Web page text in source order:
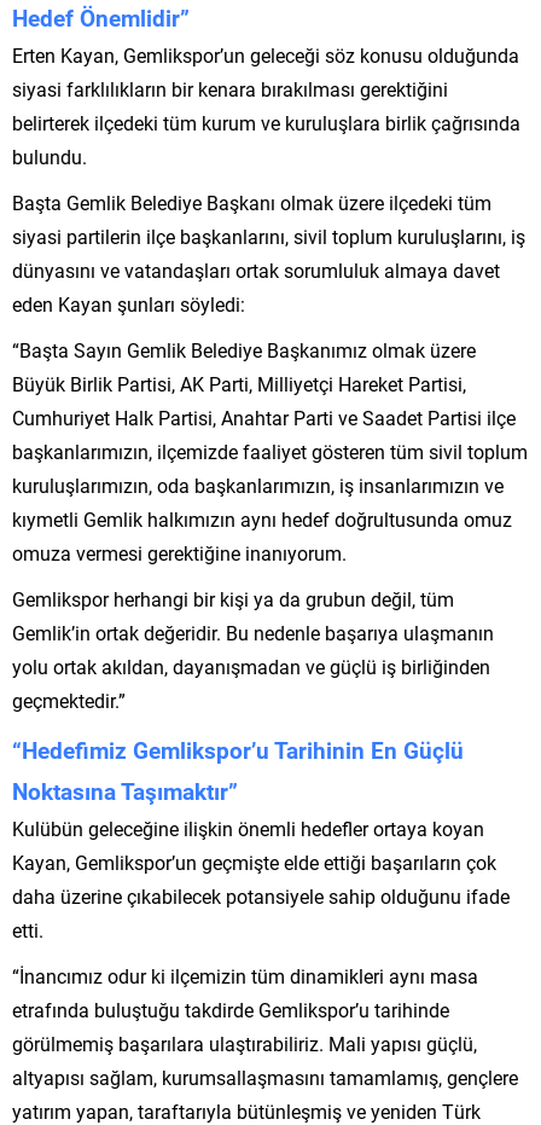
Hedef Önemlidir”
Erten Kayan, Gemlikspor’un geleceği söz konusu olduğunda
siyasi farklılıkların bir kenara bırakılması gerektiğini
belirterek ilçedeki tüm kurum ve kuruluşlara birlik çağrısında
bulundu.
Başta Gemlik Belediye Başkanı olmak üzere ilçedeki tüm
siyasi partilerin ilçe başkanlarını, sivil toplum kuruluşlarını, iş
dünyasını ve vatandaşları ortak sorumluluk almaya davet
eden Kayan şunları söyledi:
“Başta Sayın Gemlik Belediye Başkanımız olmak üzere
Büyük Birlik Partisi, AK Parti, Milliyetçi Hareket Partisi,
Cumhuriyet Halk Partisi, Anahtar Parti ve Saadet Partisi ilçe
başkanlarımızın, ilçemizde faaliyet gösteren tüm sivil toplum
kuruluşlarımızın, oda başkanlarımızın, iş insanlarımızın ve
kıymetli Gemlik halkımızın aynı hedef doğrultusunda omuz
omuza vermesi gerektiğine inanıyorum.
Gemlikspor herhangi bir kişi ya da grubun değil, tüm
Gemlik’in ortak değeridir. Bu nedenle başarıya ulaşmanın
yolu ortak akıldan, dayanışmadan ve güçlü iş birliğinden
geçmektedir.”
“Hedefimiz Gemlikspor’u Tarihinin En Güçlü
Noktasına Taşımaktır”
Kulübün geleceğine ilişkin önemli hedefler ortaya koyan
Kayan, Gemlikspor’un geçmişte elde ettiği başarıların çok
daha üzerine çıkabilecek potansiyele sahip olduğunu ifade
etti.
“İnancımız odur ki ilçemizin tüm dinamikleri aynı masa
etrafında buluştuğu takdirde Gemlikspor’u tarihinde
görülmemiş başarılara ulaştırabiliriz. Mali yapısı güçlü,
altyapısı sağlam, kurumsallaşmasını tamamlamış, gençlere
yatırım yapan, taraftarıyla bütünleşmiş ve yeniden Türk